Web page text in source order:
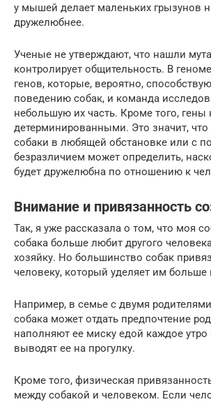
у мышей делает маленьких грызунов
дружелюбнее.
Ученые не утверждают, что нашли
контролирует общительность. В
генов, которые, вероятно,
поведению собак, и команда
небольшую их часть. Кроме того, гены
детерминированными. Это значит, что
собаки в любящей обстановке или с
безразличием может определить,
будет дружелюбна по отношению к
Внимание и привязанность
Так, я уже рассказала о том, что моя
собака больше любит другого
хозяйку. Но большинство собак
человеку, который уделяет им больше
Например, в семье с двумя
собака может отдать предпочтение
наполняют ее миску едой каждое
выводят ее на прогулку.
Кроме того, физическая
между собакой и человеком. Если